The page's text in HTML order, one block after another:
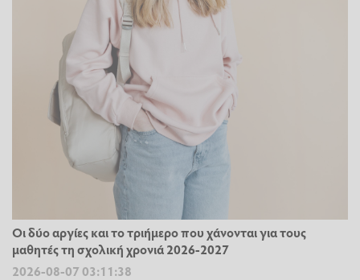
Οι δύο αργίες και το τριήμερο που χάνονται για τους
μαθητές τη σχολική χρονιά 2026-2027
2026-08-07 03:11:38